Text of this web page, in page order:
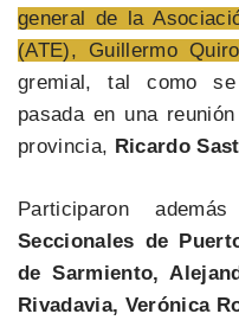
general de la
(ATE), Guillermo
gremial, tal como
pasada en una
provincia, Ricardo
Participaron
Seccionales de
de Sarmiento,
Rivadavia, Verónica